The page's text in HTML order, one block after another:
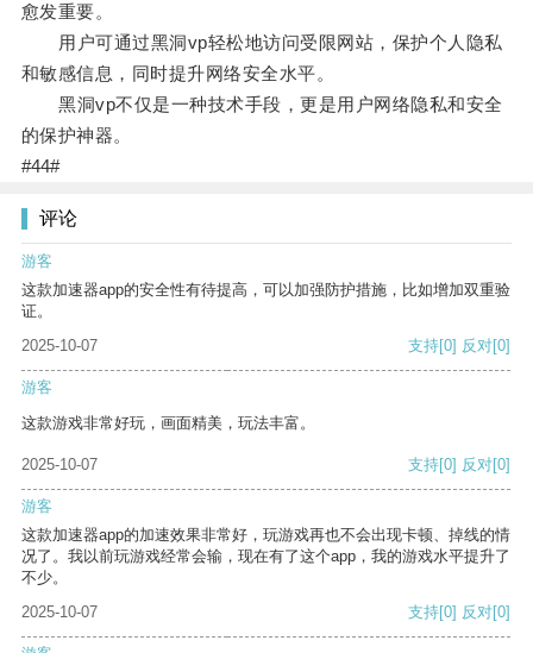
愈发重要。
用户可通过黑洞vp轻松地访问受限网站，保护个人隐私
和敏感信息，同时提升网络安全水平。
黑洞vp不仅是一种技术手段，更是用户网络隐私和安全
的保护神器。
#44#
评论
游客
这款加速器app的安全性有待提高，可以加强防护措施，比如增加双重验
证。
2025-10-07
支持[0] 反对[0]
游客
这款游戏非常好玩，画面精美，玩法丰富。
2025-10-07 支持[0] 反对[0]
游客
这款加速器app的加速效果非常好，玩游戏再也不会出现卡顿、掉线的情
况了。我以前玩游戏经常会输，现在有了这个app，我的游戏水平提升了
不少。
2025-10-07
支持[0] 反对[0]